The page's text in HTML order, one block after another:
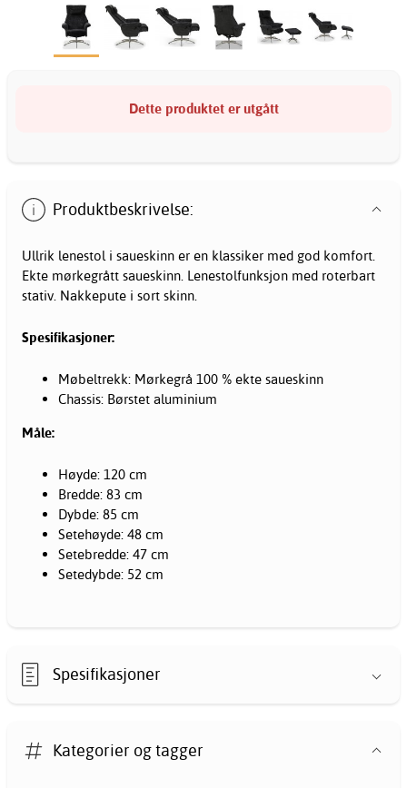
Dette produktet er utgått
Produktbeskrivelse:
Ullrik lenestol i saueskinn er en klassiker med god komfort.
Ekte mørkegrått saueskinn. Lenestolfunksjon med roterbart
stativ. Nakkepute i sort skinn.
Spesifikasjoner:
Møbeltrekk: Mørkegrå 100 % ekte saueskinn
Chassis: Børstet aluminium
Måle:
Høyde: 120 cm
Bredde: 83 cm
Dybde: 85 cm
Setehøyde: 48 cm
Setebredde: 47 cm
Setedybde: 52 cm
Spesifikasjoner
Kategorier og tagger